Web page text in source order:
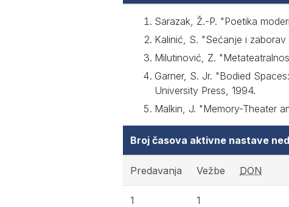
Sarazak, Ž.-P. "Poetika
Kalinić, S. "Sećanje i
Milutinović, Z.
Garner, S. Jr. "Bodied
University Press, 1994.
Malkin, J. "Memory-Theater
Broj časova aktivne nastave
Predavanja Vežbe DON
1 1